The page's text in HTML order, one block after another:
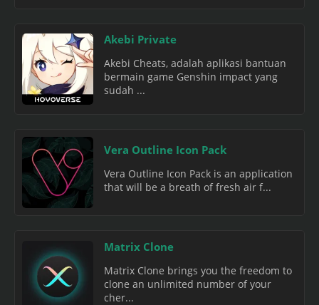
Akebi Private
Akebi Cheats, adalah aplikasi bantuan
bermain game Genshin impact yang
sudah ...
Vera Outline Icon Pack
Vera Outline Icon Pack is an application
that will be a breath of fresh air f...
Matrix Clone
Matrix Clone brings you the freedom to
clone an unlimited number of your
cher...